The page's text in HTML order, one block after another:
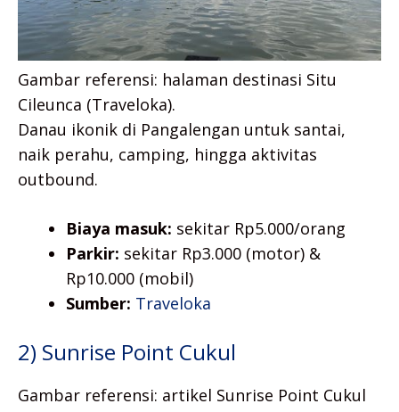
Gambar referensi: halaman destinasi Situ
Cileunca (Traveloka).
Danau ikonik di Pangalengan untuk santai,
naik perahu, camping, hingga aktivitas
outbound.
Biaya masuk: sekitar Rp5.000/orang
Parkir: sekitar Rp3.000 (motor) &
Rp10.000 (mobil)
Sumber: Traveloka
2) Sunrise Point Cukul
Gambar referensi: artikel Sunrise Point Cukul